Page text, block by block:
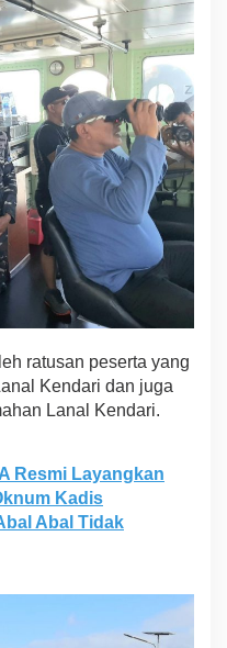
ratusan peserta yang
Kendari dan juga
Lanal Kendari.
Resmi Layangkan
Kadis
Abal Tidak